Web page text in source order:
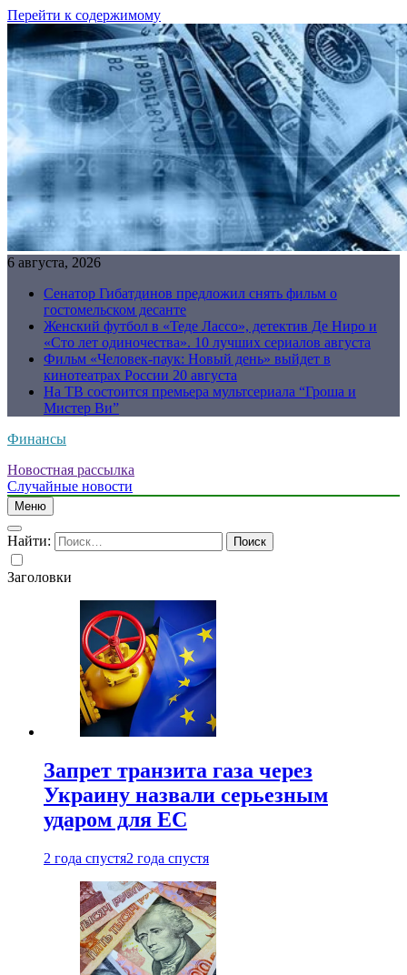
Перейти к содержимому
6 августа, 2026
Сенатор Гибатдинов предложил снять фильм о
гостомельском десанте
Женский футбол в «Теде Лассо», детектив Де Ниро и
«Сто лет одиночества». 10 лучших сериалов августа
Фильм «Человек-паук: Новый день» выйдет в
кинотеатрах России 20 августа
На ТВ состоится премьера мультсериала “Гроша и
Мистер Ви”
Финансы
Новостная рассылка
Случайные новости
Меню
Найти:
Заголовки
Запрет транзита газа через
Украину назвали серьезным
ударом для ЕС
2 года спустя2 года спустя